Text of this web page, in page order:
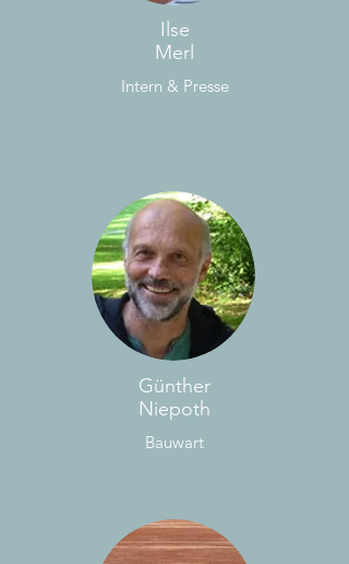
Ilse
Merl
Intern & Presse
Günther
Niepoth
Bauwart